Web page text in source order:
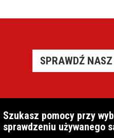
SPRAWDŹ
Szukasz pomocy przy
sprawdzeniu używanego